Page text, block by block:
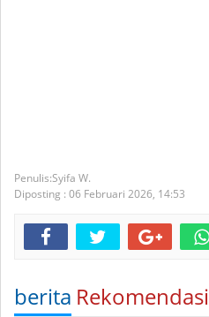
Syifa W.
Diposting : 06 Februari 2026, 14:53
berita Rekomendasi